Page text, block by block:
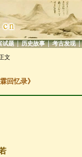
试题 | 历史故事 | 考古发现 |
文
回忆录》